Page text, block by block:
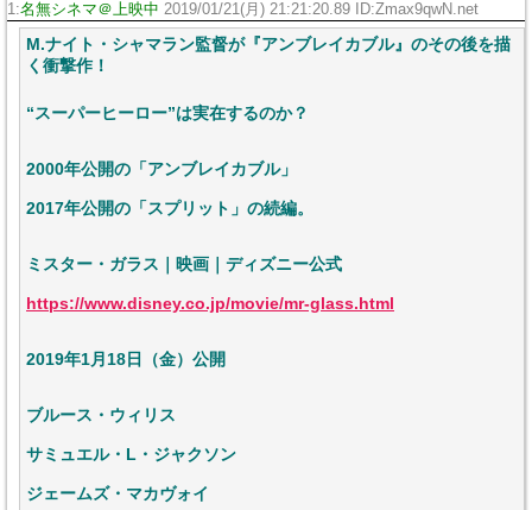
1:名無シネマ＠上映中 2019/01/21(月) 21:21:20.89 ID:Zmax9qwN.net
M.ナイト・シャマラン監督が『アンブレイカブル』のその後を描
く衝撃作！
“スーパーヒーロー”は実在するのか？
2000年公開の「アンブレイカブル」
2017年公開の「スプリット」の続編。
ミスター・ガラス｜映画｜ディズニー公式
https://www.disney.co.jp/movie/mr-glass.html
2019年1月18日（金）公開
ブルース・ウィリス
サミュエル・L・ジャクソン
ジェームズ・マカヴォイ